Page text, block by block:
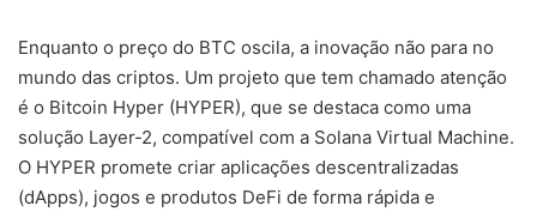
Enquanto o preço do BTC oscila, a inovação não para no
mundo das criptos. Um projeto que tem chamado atenção
é o Bitcoin Hyper (HYPER), que se destaca como uma
solução Layer-2, compatível com a Solana Virtual Machine.
O HYPER promete criar aplicações descentralizadas
(dApps), jogos e produtos DeFi de forma rápida e